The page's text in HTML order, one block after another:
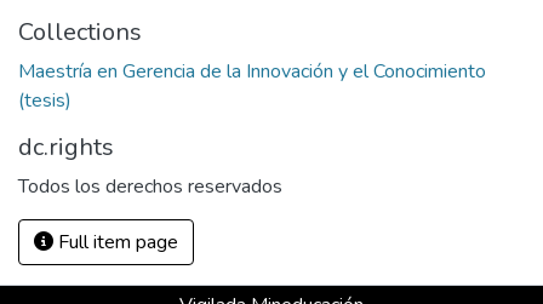
Collections
Maestría en Gerencia de la Innovación y el Conocimiento
(tesis)
dc.rights
Todos los derechos reservados
Full item page